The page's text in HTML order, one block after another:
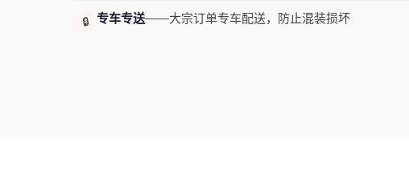
🔒 专车专送——大宗订单专车配送，防止混装损坏